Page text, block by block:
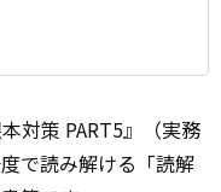
対策 PART5』（実務
で読み解ける「読解